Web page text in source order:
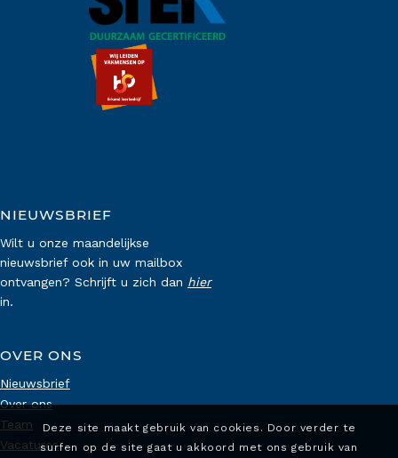
NIEUWSBRIEF
Wilt u onze maandelijkse
nieuwsbrief ook in uw mailbox
ontvangen? Schrijft u zich dan hier
in.
OVER ONS
Nieuwsbrief
Over ons
Team
Vacatures
Deze site maakt gebruik van cookies. Door verder te
surfen op de site gaat u akkoord met ons gebruik van